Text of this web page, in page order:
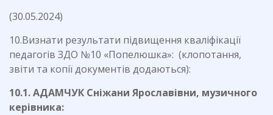
(30.05.2024)
10.Визнати результати підвищення кваліфікації
педагогів ЗДО №10 «Попелюшка»: (клопотання,
звіти та копії документів додаються):
10.1. АДАМЧУК Сніжани Ярославівни, музичного
керівника: